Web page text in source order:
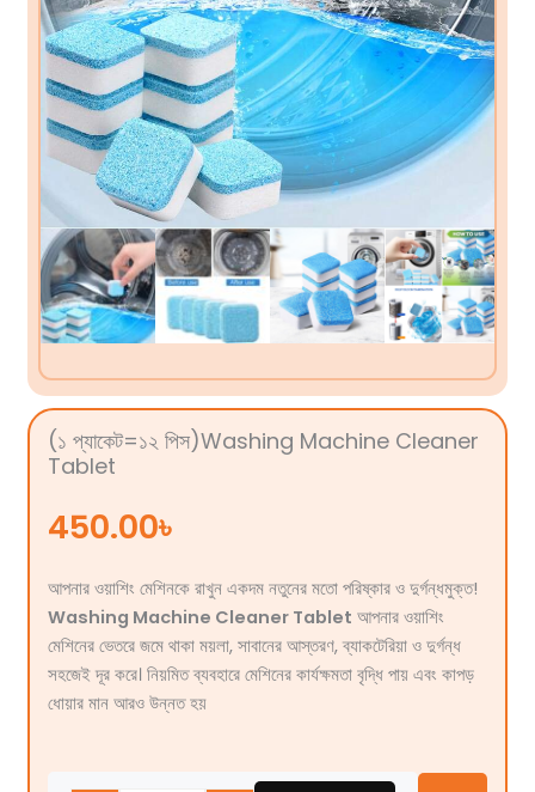
(১ প্যাকেট=১২ পিস)Washing Machine Cleaner
Tablet
আপনার ওয়াশিং মেশিনকে রাখুন একদম নতুনের মতো পরিষ্কার ও দুর্গন্ধমুক্ত!
Washing Machine Cleaner Tablet আপনার ওয়াশিং
মেশিনের ভেতরে জমে থাকা ময়লা, সাবানের আস্তরণ, ব্যাকটেরিয়া ও দুর্গন্ধ
সহজেই দূর করে। নিয়মিত ব্যবহারে মেশিনের কার্যক্ষমতা বৃদ্ধি পায় এবং কাপড়
ধোয়ার মান আরও উন্নত হয়
Quantity
- + অর্ডার করুন Add to
cart
ফোনে অর্ডার জন্য কল করুন 01763463975